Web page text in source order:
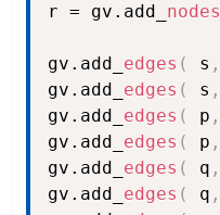
r = gv.add_ nodes
gv.add_ edges ( s ,
gv.add_ edges ( s ,
gv.add_ edges ( p ,
gv.add_ edges ( p ,
gv.add_ edges ( q ,
gv.add_ edges ( q ,